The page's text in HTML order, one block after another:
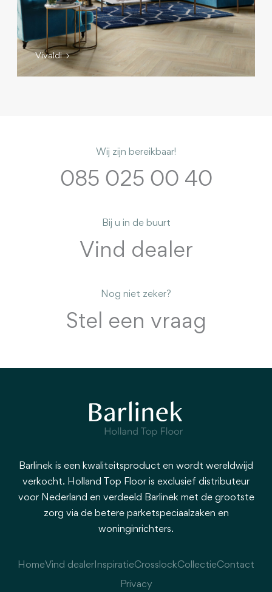
Vivaldi
Wij zijn bereikbaar!
085 025 00 40
Bij u in de buurt
Vind dealer
Nog niet zeker?
Stel een vraag
Barlinek is een kwaliteitsproduct en wordt wereldwijd
verkocht. Holland Top Floor is exclusief distributeur
voor Nederland en verdeeld Barlinek met de grootste
zorg via de betere parketspeciaalzaken en
woninginrichters.
HomeVind dealerInspiratieCrosslockCollectieContact
Privacy